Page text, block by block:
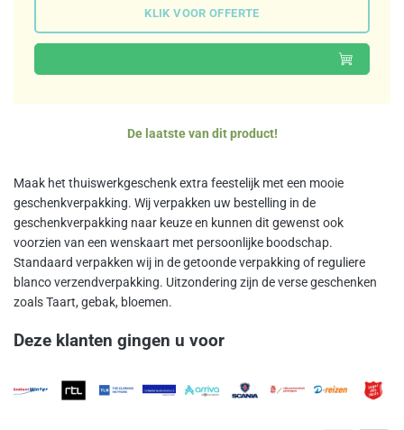
KLIK VOOR OFFERTE
De laatste van dit product!
Maak het thuiswerkgeschenk extra feestelijk met een mooie
geschenkverpakking. Wij verpakken uw bestelling in de
geschenkverpakking naar keuze en kunnen dit gewenst ook
voorzien van een wenskaart met persoonlijke boodschap.
Standaard verpakken wij in de getoonde verpakking of reguliere
blanco verzendverpakking. Uitzondering zijn de verse geschenken
zoals Taart, gebak, bloemen.
Deze klanten gingen u voor